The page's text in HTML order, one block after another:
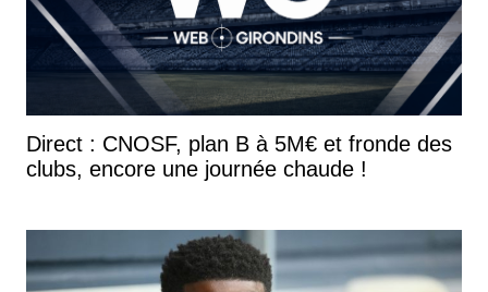
Direct : CNOSF, plan B à 5M€ et fronde des
clubs, encore une journée chaude !